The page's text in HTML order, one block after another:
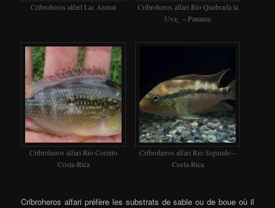
Cribroheros alfari Lac Arenal
Cribroheros alfari Rio Quebrada la
Uva_ – Panama
Cribroheros alfari Rio Corinto
Costa-Rica
Cribroheros alfari Rio Segundo –
Costa-Rica
Cribroheros alfari préfère les substrats de sable ou de boue où il